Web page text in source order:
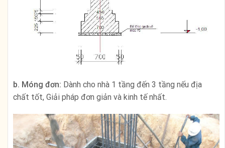
b. Móng đơn: Dành cho nhà 1 tầng đến 3 tầng nếu địa
chất tốt, Giải pháp đơn giản và kinh tế nhất.